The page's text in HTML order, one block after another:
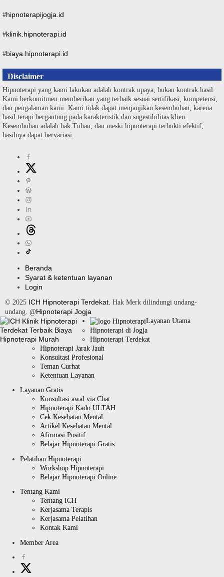
#hipnoterapijogja.id
#klinik.hipnoterapi.id
#biaya.hipnoterapi.id
Disclaimer
Hipnoterapi yang kami lakukan adalah kontrak upaya, bukan kontrak hasil.
Kami berkomitmen memberikan yang terbaik sesuai sertifikasi, kompetensi,
dan pengalaman kami. Kami tidak dapat menjanjikan kesembuhan, karena
hasil terapi bergantung pada karakteristik dan sugestibilitas klien.
Kesembuhan adalah hak Tuhan, dan meski hipnoterapi terbukti efektif,
hasilnya dapat bervariasi.
Beranda
Syarat & ketentuan layanan
Login
© 2025 ICH Hipnoterapi Terdekat. Hak Merk dilindungi undang-
undang. @Hipnoterapi Jogja
Layanan Utama
Hipnoterapi di Jogja
Hipnoterapi Terdekat
Hipnoterapi Jarak Jauh
Konsultasi Profesional
Teman Curhat
Ketentuan Layanan
Layanan Gratis
Konsultasi awal via Chat
Hipnoterapi Kado ULTAH
Cek Kesehatan Mental
Artikel Kesehatan Mental
Afirmasi Positif
Belajar Hipnoterapi Gratis
Pelatihan Hipnoterapi
Workshop Hipnoterapi
Belajar Hipnoterapi Online
Tentang Kami
Tentang ICH
Kerjasama Terapis
Kerjasama Pelatihan
Kontak Kami
Member Area